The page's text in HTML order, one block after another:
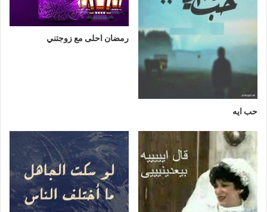
حب ايه
رمضان احلى مع زوجتني